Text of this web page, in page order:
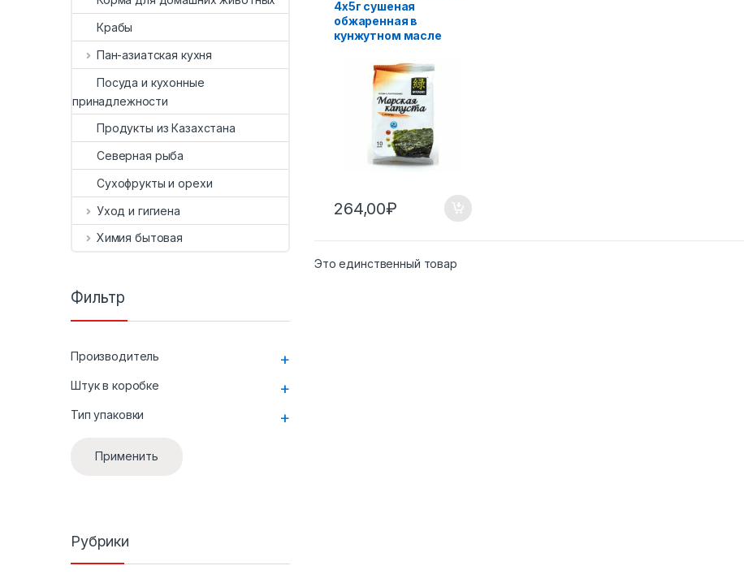
4х5г сушеная
обжаренная в
кунжутном масле
264,00₽
Это единственный товар
Крабы
Пан-азиатская кухня
Посуда и кухонные
принадлежности
Продукты из Казахстана
Северная рыба
Сухофрукты и орехи
Уход и гигиена
Химия бытовая
Фильтр
Производитель +
Штук в коробке +
Тип упаковки +
Применить
Рубрики